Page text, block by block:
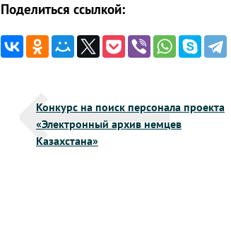
Поделиться ссылкой:
записям
Конкурс на поиск персонала проекта
«Электронный архив немцев
Казахстана»